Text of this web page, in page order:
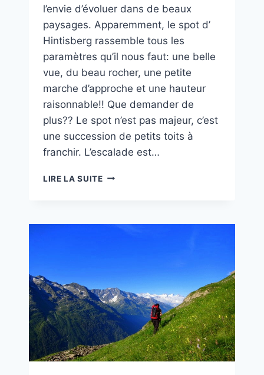
l’envie d’évoluer dans de beaux
paysages. Apparemment, le spot d’
Hintisberg rassemble tous les
paramètres qu’il nous faut: une belle
vue, du beau rocher, une petite
marche d’approche et une hauteur
raisonnable!! Que demander de
plus?? Le spot n’est pas majeur, c’est
une succession de petits toits à
franchir. L’escalade est…
LIRE LA SUITETNT